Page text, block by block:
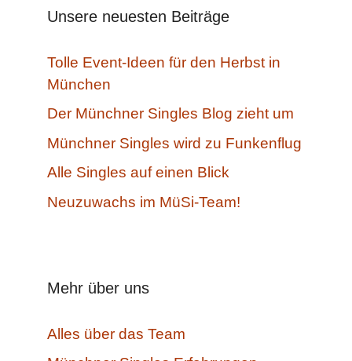
Unsere neuesten Beiträge
Tolle Event-Ideen für den Herbst in
München
Der Münchner Singles Blog zieht um
Münchner Singles wird zu Funkenflug
Alle Singles auf einen Blick
Neuzuwachs im MüSi-Team!
Mehr über uns
Alles über das Team